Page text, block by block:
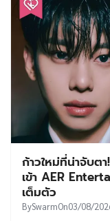
ก้าวใหม่ที่น่าจับ
เข้า AER
เต็มตัว
BySwarmOn03/08/